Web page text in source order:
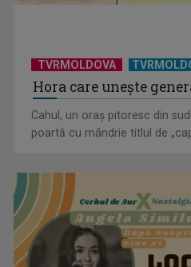
”Un doctor pentru
esențiale pentru o stare ...
TVRMOLDOVA
Hora care unește
Cahul, un oraș pitoresc din
poartă cu mândrie titlul de